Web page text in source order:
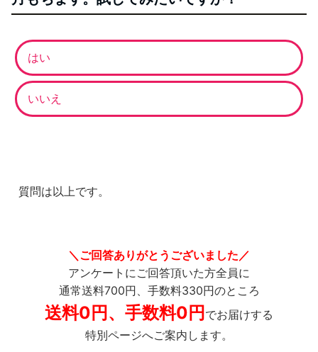
はい
いいえ
質問は以上です。
＼ご回答ありがとうございました／
アンケートにご回答頂いた方全員に
通常送料700円、手数料330円のところ
送料0円、手数料0円 でお届けする
特別ページへご案内します。